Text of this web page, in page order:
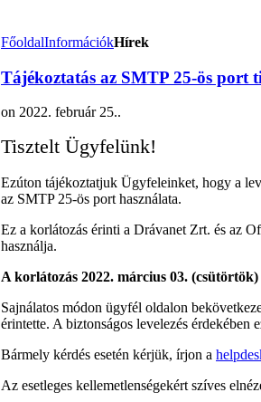
FőoldalInformációkHírek
Tájékoztatás az SMTP 25-ös port
on 2022. február 25..
Tisztelt Ügyfelünk!
Ezúton tájékoztatjuk Ügyfeleinket, hogy a
az SMTP 25-ös port használata.
Ez a korlátozás érinti a Drávanet Zrt. és az
használja.
A korlátozás 2022. március 03.
Sajnálatos módon ügyfél oldalon
érintette. A biztonságos levelezés
Bármely kérdés esetén kérjük, írjon a
Az esetleges kellemetlenségekért szíves